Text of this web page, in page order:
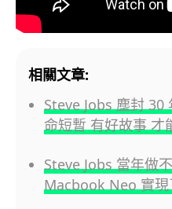
相關文章:
Steve Jobs 塵封 30
命短暫 有好故事 才
Steve Jobs 當年做
Macbook Neo 實現